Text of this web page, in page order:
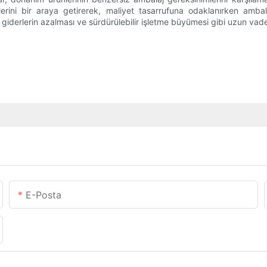
bir araya getirerek, maliyet tasarrufuna odaklanırken
azalması ve sürdürülebilir işletme büyümesi gibi uzun
E-Posta